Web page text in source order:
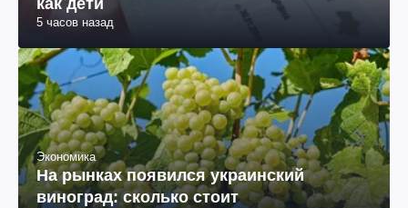
как дети
5 часов назад
Экономика
На рынках появился украинский
виноград: сколько стоит